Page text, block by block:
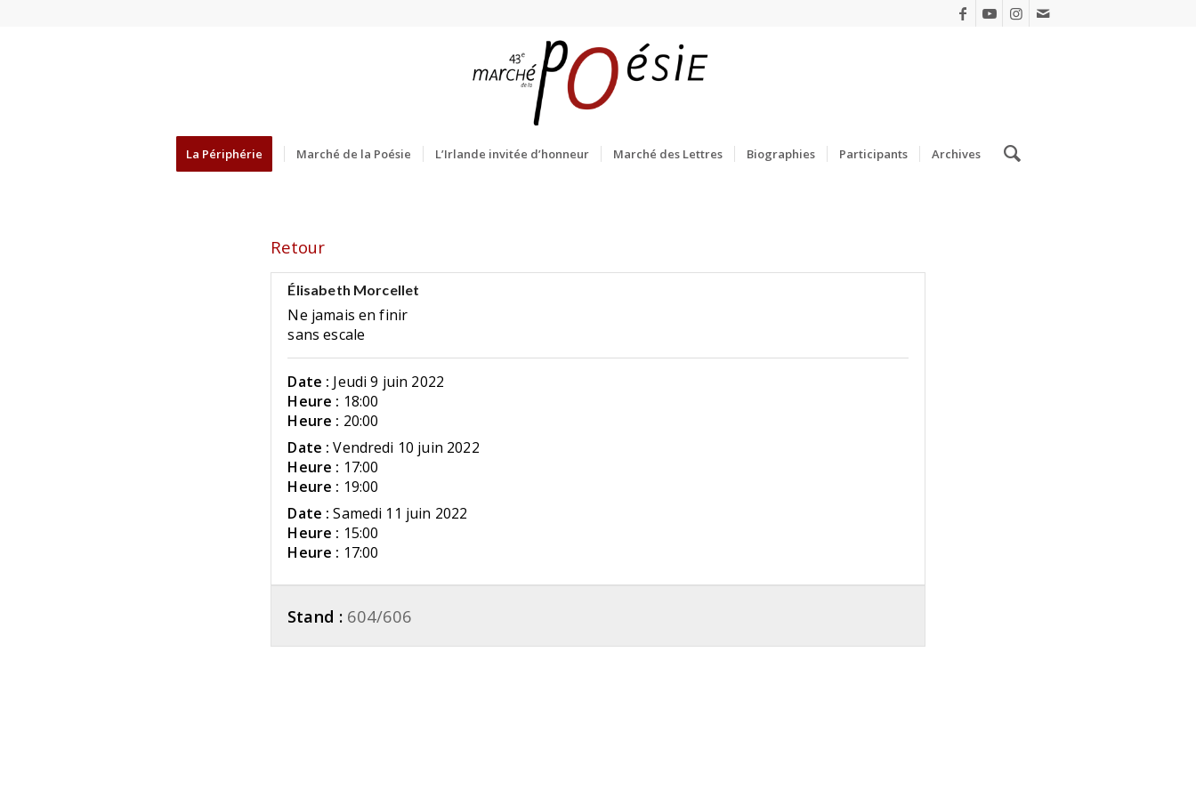
La Périphérie Marché de la Poésie L’Irlande invitée d’honneur Marché des Lettres Biographies Participants Archives
Retour
Élisabeth Morcellet
Ne jamais en finir
sans escale
Date : Jeudi 9 juin 2022
Heure : 18:00
Heure : 20:00
Date : Vendredi 10 juin 2022
Heure : 17:00
Heure : 19:00
Date : Samedi 11 juin 2022
Heure : 15:00
Heure : 17:00
Stand : 604/606